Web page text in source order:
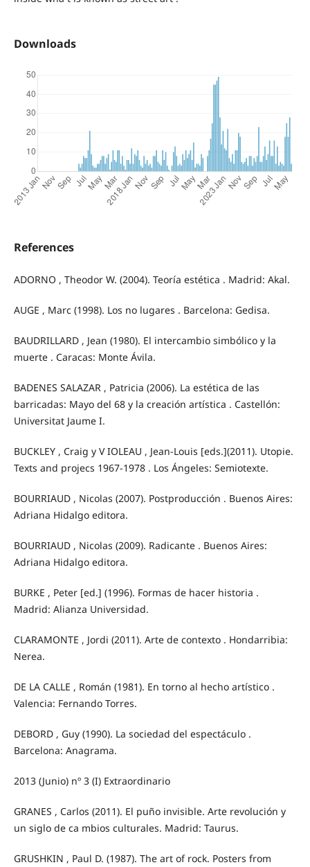
Downloads
References
ADORNO , Theodor W. (2004). Teoría estética . Madrid: Akal.
AUGE , Marc (1998). Los no lugares . Barcelona: Gedisa.
BAUDRILLARD , Jean (1980). El intercambio simbólico y la
muerte . Caracas: Monte Ávila.
BADENES SALAZAR , Patricia (2006). La estética de las
barricadas: Mayo del 68 y la creación artística . Castellón:
Universitat Jaume I.
BUCKLEY , Craig y V IOLEAU , Jean-Louis [eds.](2011). Utopie.
Texts and projecs 1967-1978 . Los Ángeles: Semiotexte.
BOURRIAUD , Nicolas (2007). Postproducción . Buenos Aires:
Adriana Hidalgo editora.
BOURRIAUD , Nicolas (2009). Radicante . Buenos Aires:
Adriana Hidalgo editora.
BURKE , Peter [ed.] (1996). Formas de hacer historia .
Madrid: Alianza Universidad.
CLARAMONTE , Jordi (2011). Arte de contexto . Hondarribia:
Nerea.
DE LA CALLE , Román (1981). En torno al hecho artístico .
Valencia: Fernando Torres.
DEBORD , Guy (1990). La sociedad del espectáculo .
Barcelona: Anagrama.
2013 (Junio) nº 3 (I) Extraordinario
GRANES , Carlos (2011). El puño invisible. Arte revolución y
un siglo de ca mbios culturales. Madrid: Taurus.
GRUSHKIN , Paul D. (1987). The art of rock. Posters from